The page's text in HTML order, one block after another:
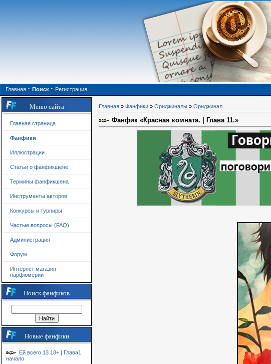
Главная :: Поиск :: Регистрация
Меню сайта
Главная страница
Фанфики
Иллюстрации
Статьи о фанфикшене
Термины фанфикшена
Инструменты авторов
Конкурсы и турниры
Частые вопросы (FAQ)
Администрация
Форум
Интернет магазин
парфюмерии
Поиск фанфиков
Новые фанфики
Ей всего 13 18+ | Глава1
начало
Главная » Фанфики » Ориджиналы » Ориджинал
Фанфик «Красная комната. | Глава 11.»